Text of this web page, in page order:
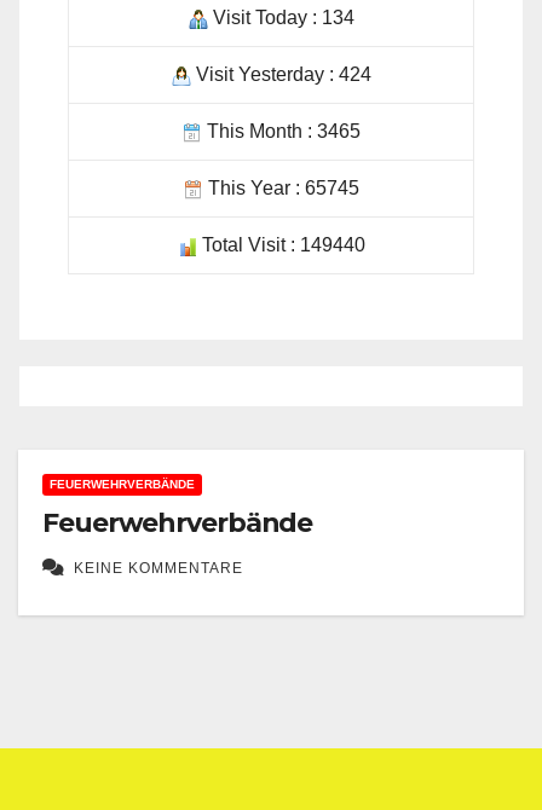
Visit Yesterday : 424
This Month : 3465
This Year : 65745
Total Visit : 149440
Feuerwehrverbände
KEINE KOMMENTARE